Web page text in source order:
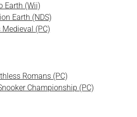
Earth (Wii)
Earth (NDS)
(PC)
Romans (PC)
Championship (PC)